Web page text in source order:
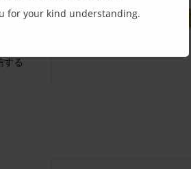
独自
個
に
を発
する
for your kind understanding.